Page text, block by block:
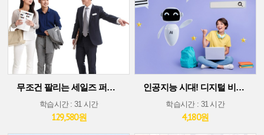
무조건 팔리는 세일즈 퍼포먼스 스킬
학습시간 : 31 시간
129,580원
인공지능 시대! 디지털 비즈니스 플랫폼에서 살아남기(30차시 ver)
학습시간 : 31 시간
4,180원